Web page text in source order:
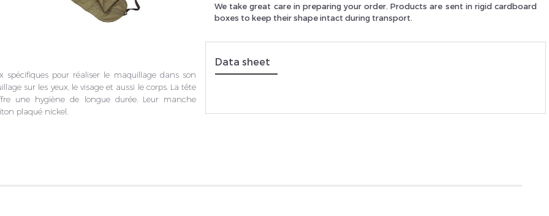
We take great care in preparing your order. Products are sent in rigid cardboard
boxes to keep their shape intact during transport.
pour réaliser le maquillage dans son
sur les yeux, le visage et aussi le corps. La tête
une hygiène de longue durée. Leur manche
plaqué nickel.
Data sheet